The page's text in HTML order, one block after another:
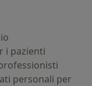
i pazienti
personali per